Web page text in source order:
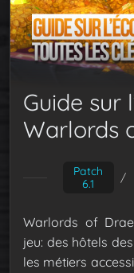
Guide sur
Warlords
Patch
6.1
/
Warlords of
jeu: des hôtels
les métiers